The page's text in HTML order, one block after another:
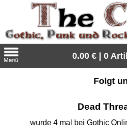
0.00 € | 0
Folgt uns
Dead
wurde 4 mal bei Gothic